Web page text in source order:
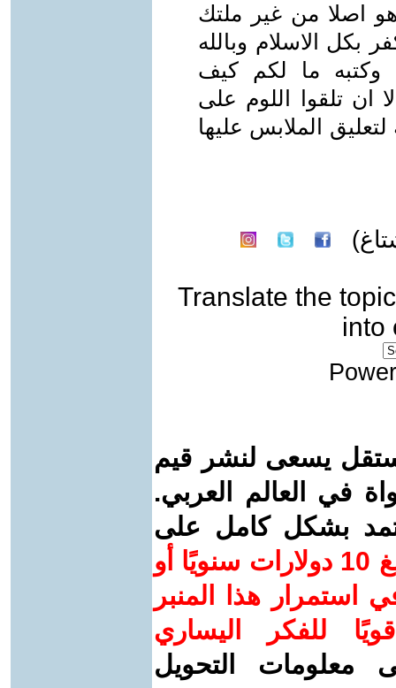
اصلا من غير ملتك
الاسلام وبالله
وكتبه ما لكم كيف
ان تلقوا اللوم على
الملابس عليها
Translate the topic
into
يسعى لنشر قيم
في العالم العربي.
بشكل كامل على
ساهم/ي معنا! بدعمكم بمبلغ 10 دولارات سنويًا أو
استمرار هذا المنبر
للفكر اليساري
معلومات التحويل